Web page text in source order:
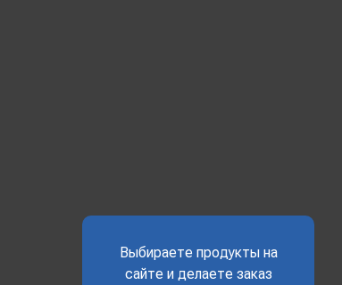
Выбираете продукты на
сайте и делаете заказ